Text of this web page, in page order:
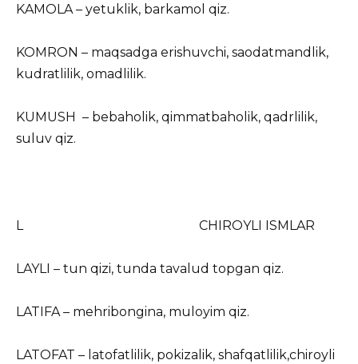
KAMOLA – yetuklik, barkamol qiz.
KOMRON – maqsadga erishuvchi, saodatmandlik,
kudratlilik, omadlilik.
KUMUSH – bebaholik, qimmatbaholik, qadrlilik,
suluv qiz.
L CHIROYLI ISMLAR
LAYLI – tun qizi, tunda tavalud topgan qiz.
LATIFA – mehribongina, muloyim qiz.
LATOFAT – latofatlilik, pokizalik, shafqatlilik,chiroyli